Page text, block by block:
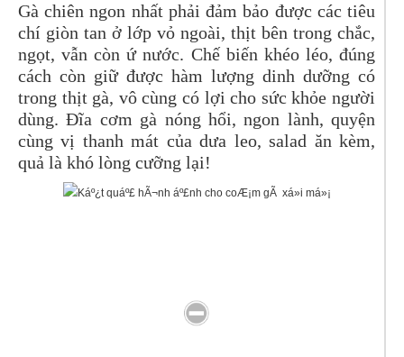
Gà chiên ngon nhất phải đảm bảo được các tiêu
chí giòn tan ở lớp vỏ ngoài, thịt bên trong chắc,
ngọt, vẫn còn ứ nước. Chế biến khéo léo, đúng
cách còn giữ được hàm lượng dinh dưỡng có
trong thịt gà, vô cùng có lợi cho sức khỏe người
dùng. Đĩa cơm gà nóng hổi, ngon lành, quyện
cùng vị thanh mát của dưa leo, salad ăn kèm,
quả là khó lòng cưỡng lại!